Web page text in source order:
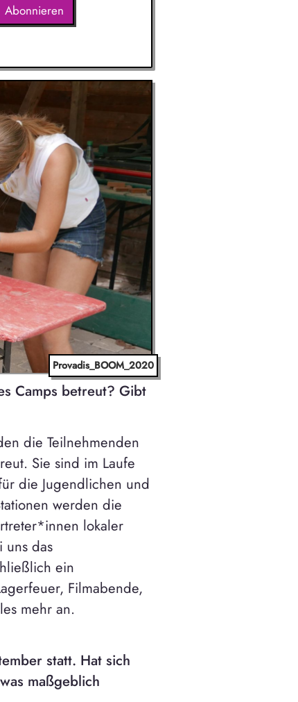
Abonnieren
Provadis_BOOM_2020
Camps betreut? Gibt
die Teilnehmenden
Sie sind im Laufe
die Jugendlichen und
werden die
lokaler
uns das
ein
Filmabende,
mehr an.
statt. Hat sich
maßgeblich